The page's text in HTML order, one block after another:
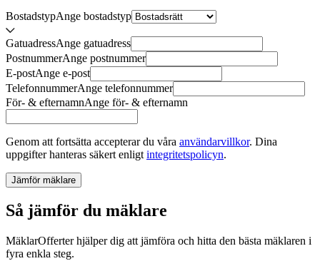
BostadstypAnge bostadstyp
GatuadressAnge gatuadress
PostnummerAnge postnummer
E-postAnge e-post
TelefonnummerAnge telefonnummer
För- & efternamnAnge för- & efternamn
Genom att fortsätta accepterar du våra användarvillkor. Dina
uppgifter hanteras säkert enligt integritetspolicyn.
Jämför mäklare
Så jämför du mäklare
MäklarOfferter hjälper dig att jämföra och hitta den bästa mäklaren i
fyra enkla steg.